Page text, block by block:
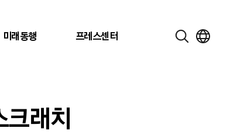
미래동행 프레스센터
래치